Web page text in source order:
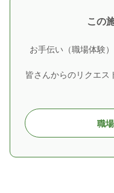
この
お手伝い（職場体験
皆さんからのリクエス
職